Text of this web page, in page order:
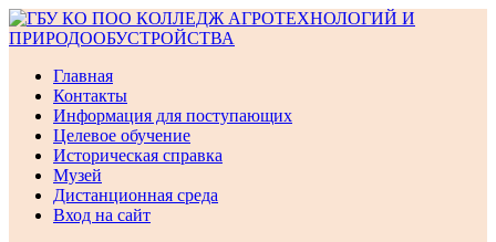
Перейти
к
Главная
Контакты
Информация для поступающих
Целевое обучение
Историческая справка
Музей
Дистанционная среда
Вход на сайт